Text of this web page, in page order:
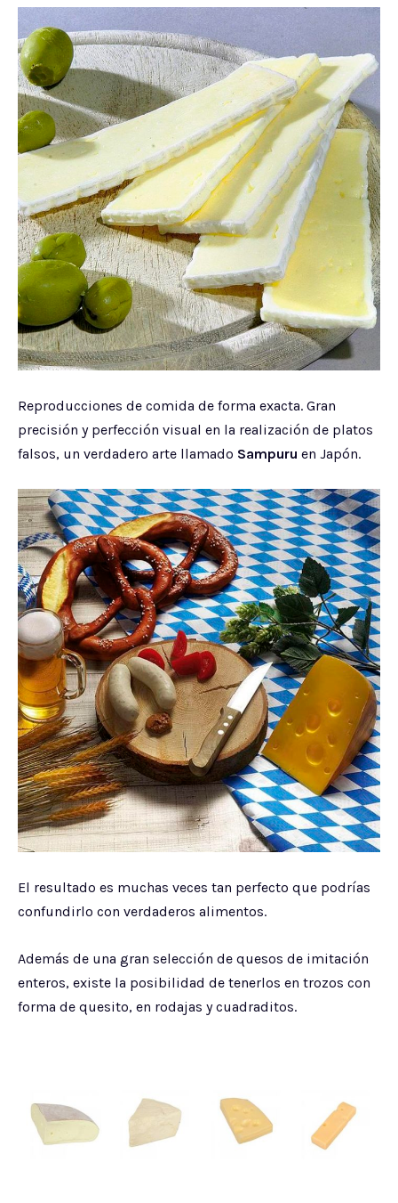
Reproducciones de comida de forma exacta. Gran
precisión y perfección visual en la realización de platos
falsos, un verdadero arte llamado Sampuru en Japón.
El resultado es muchas veces tan perfecto que podrías
confundirlo con verdaderos alimentos.
Además de una gran selección de quesos de imitación
enteros, existe la posibilidad de tenerlos en trozos con
forma de quesito, en rodajas y cuadraditos.